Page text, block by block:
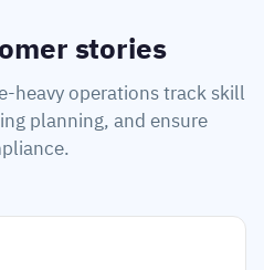
stories
heavy operations track skill
planning, and ensure